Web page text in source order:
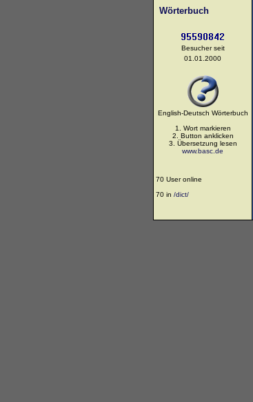
Wörterbuch
Besucher seit
01.01.2000
English-Deutsch Wörterbuch
1. Wort markieren
2. Button anklicken
3. Übersetzung lesen
www.basc.de
70 User online
70 in /dict/